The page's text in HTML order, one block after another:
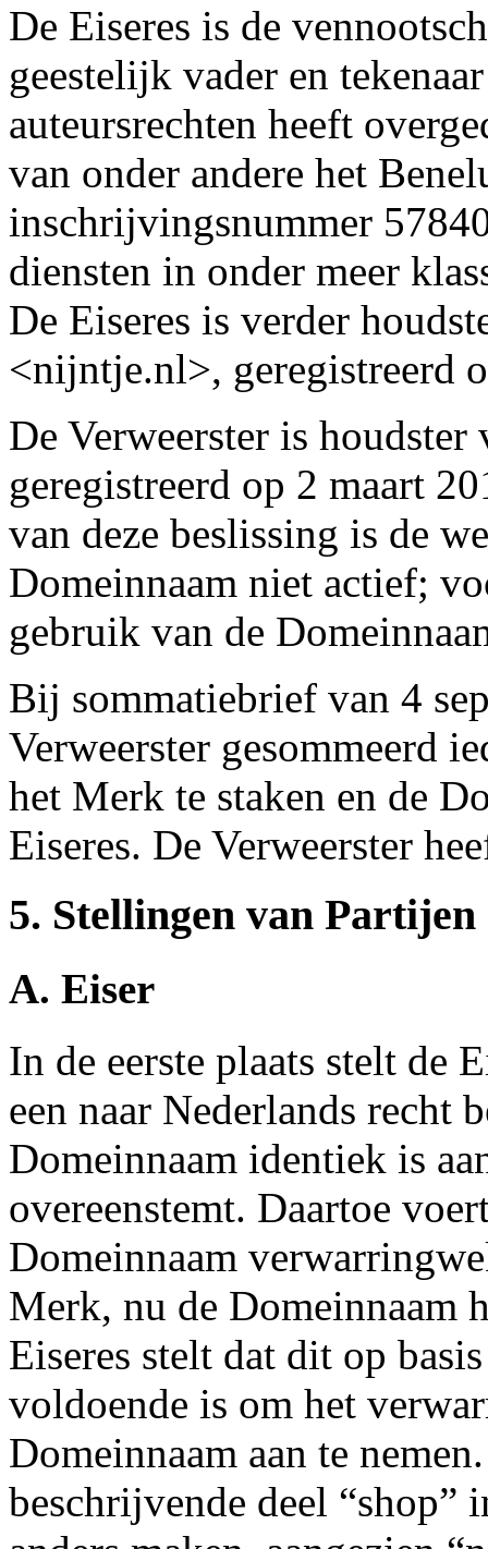
De Eiseres is de
geestelijk vader en
auteursrechten heeft
van onder andere het
inschrijvingsnummer
diensten in onder meer
De Eiseres is verder
<nijntje.nl>, geregistreerd
De Verweerster is houdster
geregistreerd op 2 maart
van deze beslissing is de
Domeinnaam niet actief;
gebruik van de
Bij sommatiebrief van 4
Verweerster gesommeerd
het Merk te staken en de
Eiseres. De Verweerster
5. Stellingen van Partijen
A. Eiser
In de eerste plaats stelt de
een naar Nederlands recht
Domeinnaam identiek is
overeenstemt. Daartoe
Domeinnaam
Merk, nu de Domeinnaam
Eiseres stelt dat dit op
voldoende is om het
Domeinnaam aan te
beschrijvende deel “shop”